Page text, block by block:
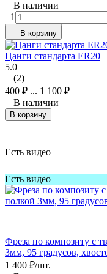
В наличии
1
В корзину
Цанги стандарта ER20
5.0
(2)
400 ₽ ... 1 100 ₽
В наличии
В корзину
Есть видео
Есть видео
Фреза по композиту с
3мм, 95 градусов,
1 400 ₽/шт.